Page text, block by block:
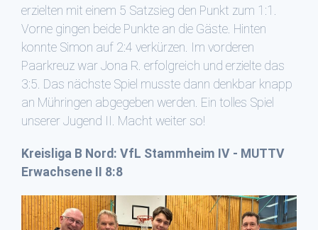
erzielten mit einem 5 Satzsieg den Punkt zum 1:1.
Vorne gingen beide Punkte an die Gäste. Hinten
konnte Simon auf 2:4 verkürzen. Im vorderen
Paarkreuz war Jona R. erfolgreich und erzielte das
3:5. Das nächste Spiel musste dann denkbar knapp
an Mühringen abgegeben werden. Ein tolles Spiel
unserer Jugend II. Macht weiter so!
Kreisliga B Nord: VfL Stammheim IV - MUTTV
Erwachsene II 8:8